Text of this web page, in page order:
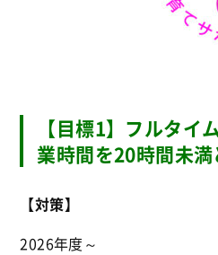
【目標1】フルタイ
業時間を20時間未満
【対策】
2026年度～